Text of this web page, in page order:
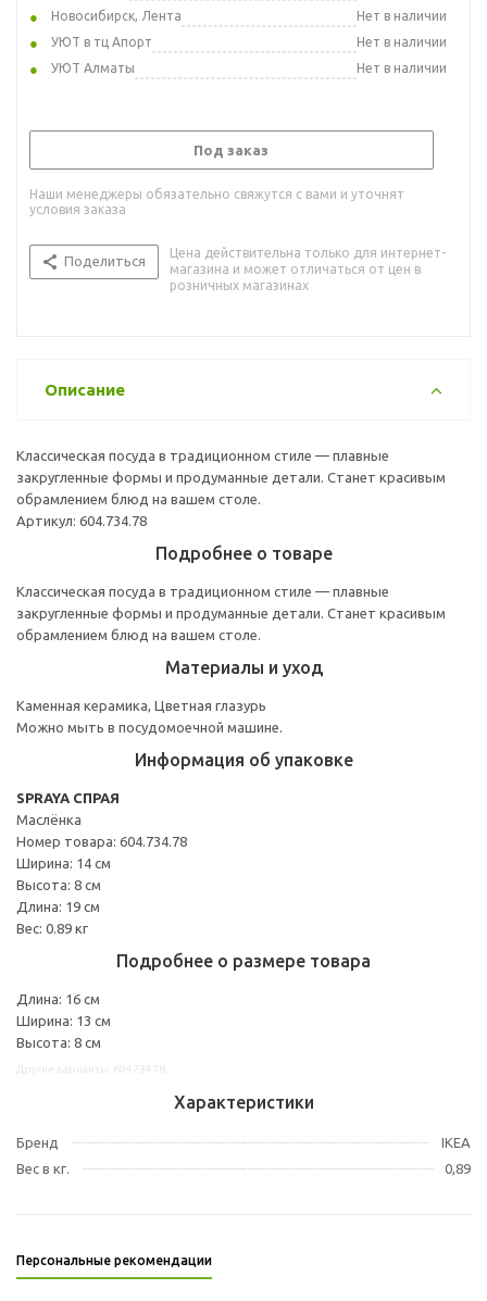
Новосибирск, Лента
Нет в наличии
УЮТ в тц Апорт
Нет в наличии
УЮТ Алматы
Нет в наличии
Под заказ
Наши менеджеры обязательно свяжутся с вами и уточнят
условия заказа
Поделиться
Цена действительна только для интернет-
магазина и может отличаться от цен в
розничных магазинах
Описание
Классическая посуда в традиционном стиле — плавные
закругленные формы и продуманные детали. Станет красивым
обрамлением блюд на вашем столе.
Артикул: 604.734.78
Подробнее о товаре
Классическая посуда в традиционном стиле — плавные
закругленные формы и продуманные детали. Станет красивым
обрамлением блюд на вашем столе.
Материалы и уход
Каменная керамика, Цветная глазурь
Можно мыть в посудомоечной машине.
Информация об упаковке
SPRAYA СПРАЯ
Маслёнка
Номер товара: 604.734.78
Ширина: 14 см
Высота: 8 см
Длина: 19 см
Вес: 0.89 кг
Подробнее о размере товара
Длина: 16 см
Ширина: 13 см
Высота: 8 см
Характеристики
Бренд
IKEA
Вес в кг.
0,89
Персональные рекомендации